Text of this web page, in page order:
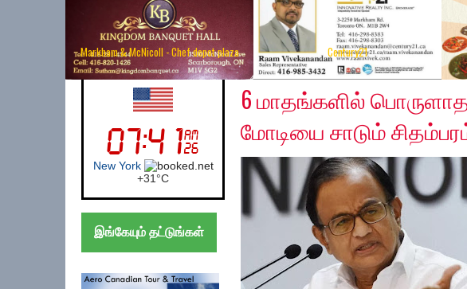
Markham & McNicoll - Chef depot plaza Century21
UK (London)
London
+27°C
இங்கேயும் தட்டுங்கள்
Sunday, December 15, 2019
6 மாதங்களில்
மோடியை சாடும்